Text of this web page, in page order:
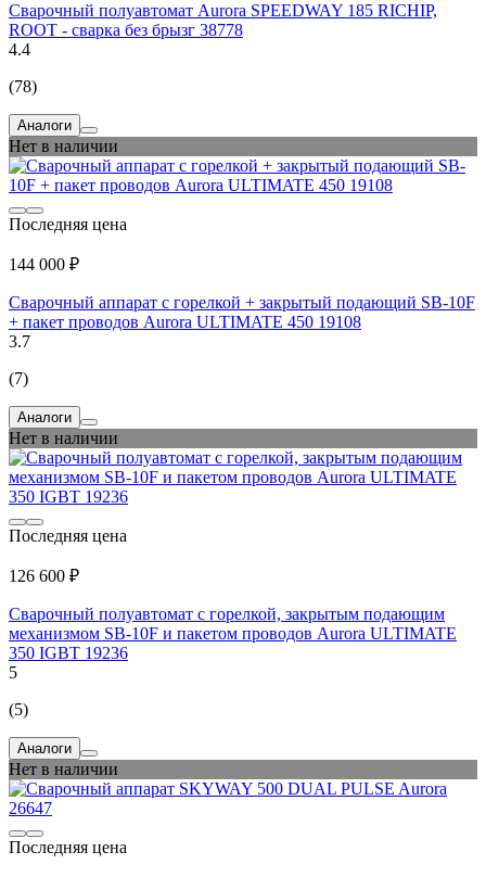
Сварочный полуавтомат Aurora SPEEDWAY 185 RICHIP,
ROOT - сварка без брызг 38778
4.4
(78)
Аналоги
Нет в наличии
Последняя цена
144 000 ₽
Сварочный аппарат с горелкой + закрытый подающий SB-10F
+ пакет проводов Aurora ULTIMATE 450 19108
3.7
(7)
Аналоги
Нет в наличии
Последняя цена
126 600 ₽
Сварочный полуавтомат с горелкой, закрытым подающим
механизмом SB-10F и пакетом проводов Aurora ULTIMATE
350 IGBT 19236
5
(5)
Аналоги
Нет в наличии
Последняя цена